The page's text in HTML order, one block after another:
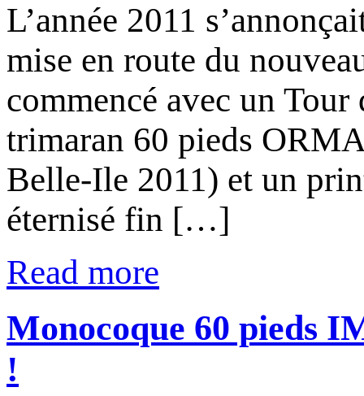
L’année 2011
mise en route du
commencé avec un
trimaran 60 pieds
Belle-Ile 2011) et un
éternisé fin […]
Read more
Monocoque 60 pieds
!